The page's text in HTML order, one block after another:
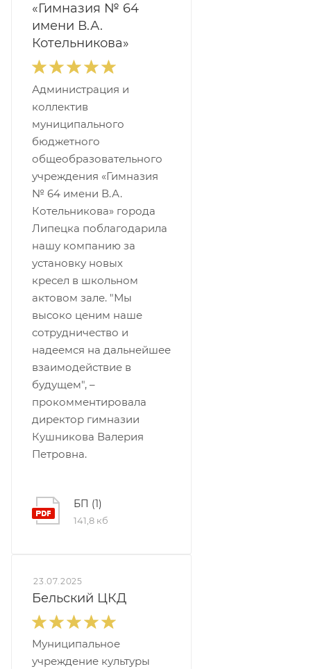
«Гимназия № 64
имени В.А.
Котельникова»
Администрация и
коллектив
муниципального
бюджетного
общеобразовательного
учреждения «Гимназия
№ 64 имени В.А.
Котельникова» города
Липецка поблагодарила
нашу компанию за
установку новых
кресел в школьном
актовом зале. "Мы
высоко ценим наше
сотрудничество и
надеемся на дальнейшее
взаимодействие в
будущем", –
прокомментировала
директор гимназии
Кушникова Валерия
Петровна.
БП (1)
141,8 кб
23.07.2025
Бельский ЦКД
Муниципальное
учреждение культуры